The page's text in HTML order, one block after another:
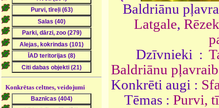
Konkrētas celtnes, veidojumi
Baldriānu
Latgale,
Dzīvnieki :
Baldriānu
Konkrēti augi :
Tēmas : Purvi,